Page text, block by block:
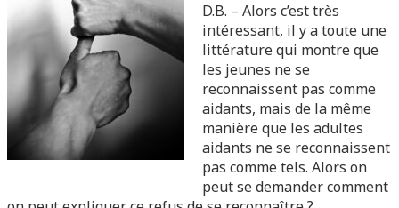
D.B. – Alors c’est très
intéressant, il y a toute une
littérature qui montre que
les jeunes ne se
reconnaissent pas comme
aidants, mais de la même
manière que les adultes
aidants ne se reconnaissent
pas comme tels. Alors on
peut se demander comment